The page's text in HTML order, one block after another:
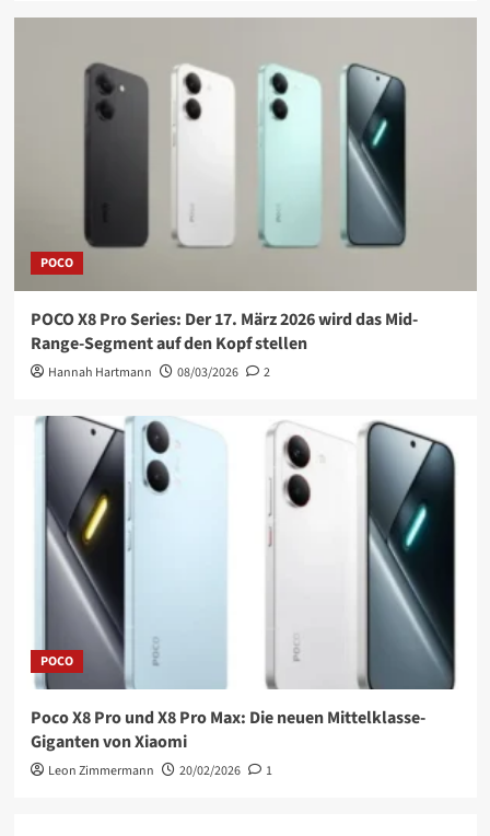
POCO
POCO X8 Pro Series: Der 17. März 2026 wird das Mid-
Range-Segment auf den Kopf stellen
Hannah Hartmann 08/03/2026 2
POCO
Poco X8 Pro und X8 Pro Max: Die neuen Mittelklasse-
Giganten von Xiaomi
Leon Zimmermann 20/02/2026 1